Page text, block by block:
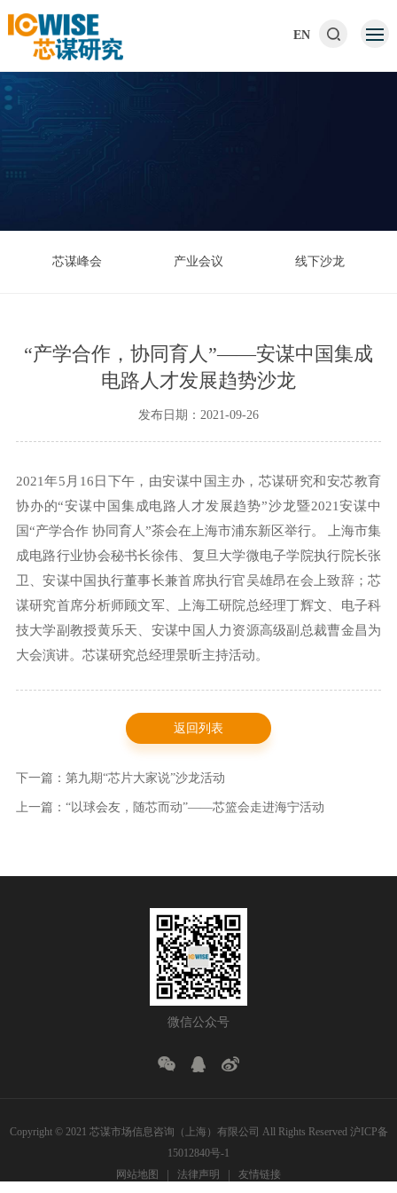
EN
芯谋峰会 产业会议 线下沙龙
“产学合作，协同育人”——安谋中国集成
电路人才发展趋势沙龙
发布日期：2021-09-26
2021年5月16日下午，由安谋中国主办，芯谋研究和安芯教育
协办的“安谋中国集成电路人才发展趋势”沙龙暨2021安谋中
国“产学合作 协同育人”茶会在上海市浦东新区举行。 上海市集
成电路行业协会秘书长徐伟、复旦大学微电子学院执行院长张
卫、安谋中国执行董事长兼首席执行官吴雄昂在会上致辞；芯
谋研究首席分析师顾文军、上海工研院总经理丁辉文、电子科
技大学副教授黄乐天、安谋中国人力资源高级副总裁曹金昌为
大会演讲。芯谋研究总经理景昕主持活动。
返回列表
下一篇：第九期“芯片大家说”沙龙活动
上一篇：“以球会友，随芯而动”——芯篮会走进海宁活动
微信公众号
Copyright © 2021 芯谋市场信息咨询（上海）有限公司 All Rights Reserved 沪ICP备
15012840号-1
网站地图
法律声明 友情链接